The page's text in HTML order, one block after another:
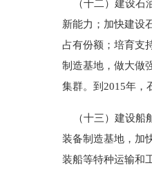
（十二）建设石
新能力；加快建设
占有份额；培育支
制造基地，做大做
集群。到2015年，
（十三）建设船
装备制造基地，加
装船等特种运输和